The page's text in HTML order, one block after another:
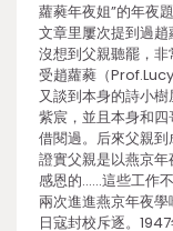
蘿蕤年夜姐”的年夜
文章里屢次提到過趙
沒想到父親聽罷，
受趙蘿蕤（
又談到本身的詩小
紫宸，並且本身和
借閱過。后來父親
證實父親是以燕京
感恩的……這些工作
兩次進進燕京年夜
日寇封校斥逐。